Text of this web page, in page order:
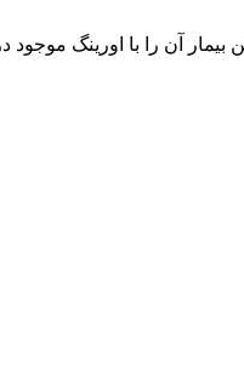
آن را با اورینگ موجود